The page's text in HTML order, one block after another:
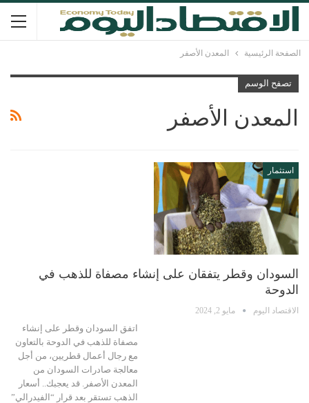
الصفحة الرئيسية المعدن الأصفر
تصفح الوسم
المعدن الأصفر
استثمار
السودان وقطر يتفقان على إنشاء مصفاة للذهب في
الدوحة
الاقتصاد اليوم مايو 2, 2024
اتفق السودان وقطر على إنشاء
مصفاة للذهب في الدوحة بالتعاون
مع رجال أعمال قطريين، من أجل
معالجة صادرات السودان من
المعدن الأصفر. قد يعجبك.. أسعار
الذهب تستقر بعد قرار “الفيدرالي”